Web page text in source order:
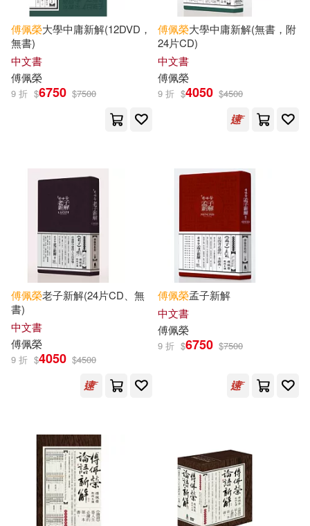
傅佩榮大學中庸新解(12DVD，
無書)
中文書
傅佩榮
9 折 $6750 $7500
傅佩榮大學中庸新解(無書，附
24片CD)
中文書
傅佩榮
9 折 $4050 $4500
傅佩榮老子新解(24片CD、無
書)
中文書
傅佩榮
9 折 $4050 $4500
傅佩榮孟子新解
中文書
傅佩榮
9 折 $6750 $7500